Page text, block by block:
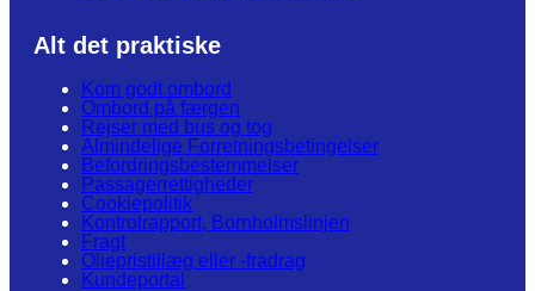
Alt det praktiske
Kom godt ombord
Ombord på færgen
Rejser med bus og tog
Almindelige Forretningsbetingelser
Befordringsbestemmelser
Passagerrettigheder
Cookiepolitik
Kontrolrapport, Bornholmslinjen
Fragt
Oliepristillæg eller -fradrag
Kundeportal